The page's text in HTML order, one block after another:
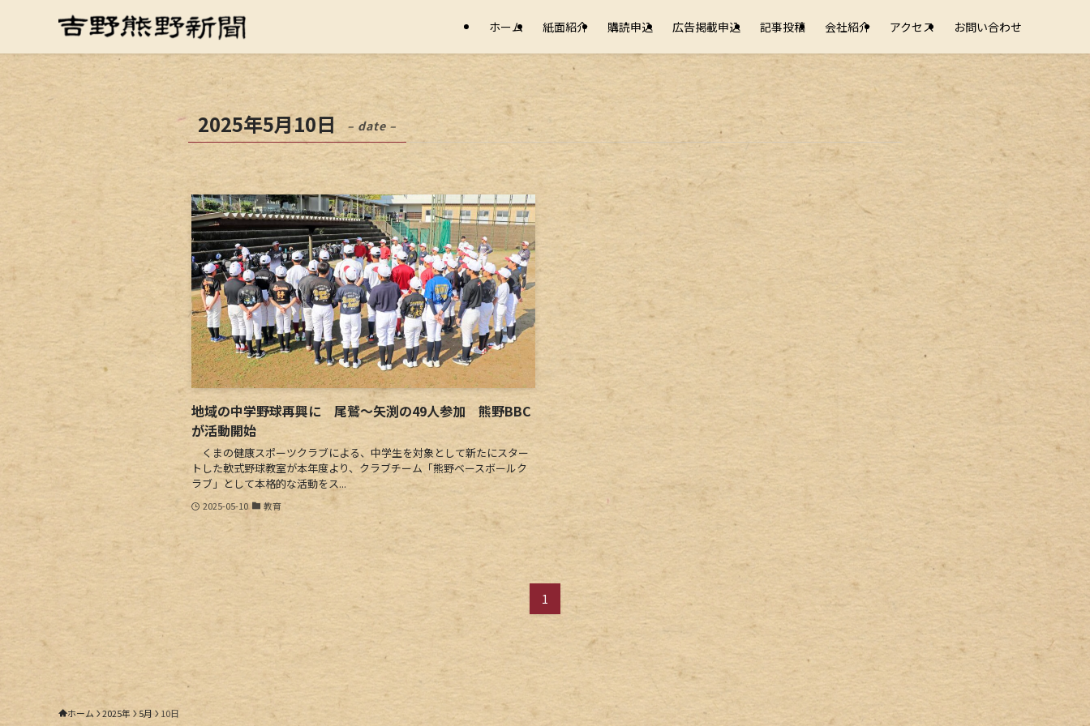
ホーム 紙面紹介 購読申込 広告掲載申込 記事投稿 会社紹介 アクセス お問い合わせ
2025年5月10日 – date –
地域の中学野球再興に 尾鷲～矢渕の49人参加 熊野BBC
が活動開始
くまの健康スポーツクラブによる、中学生を対象として新たにスター
トした軟式野球教室が本年度より、クラブチーム「熊野ベースボールク
ラブ」として本格的な活動をス...
2025-05-10 教育
1
ホーム 2025年 5月 10日